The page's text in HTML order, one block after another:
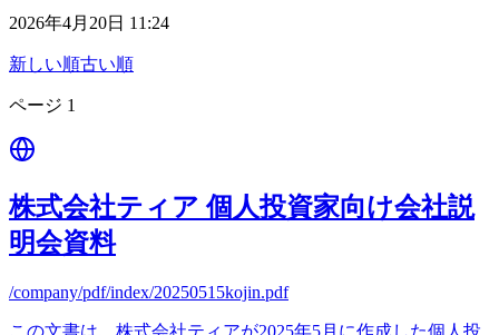
2026年4月20日 11:24
新しい順古い順
ページ 1
株式会社ティア 個人投資家向け会社説
明会資料
/company/pdf/index/20250515kojin.pdf
この文書は、株式会社ティアが2025年5月に作成した個人投